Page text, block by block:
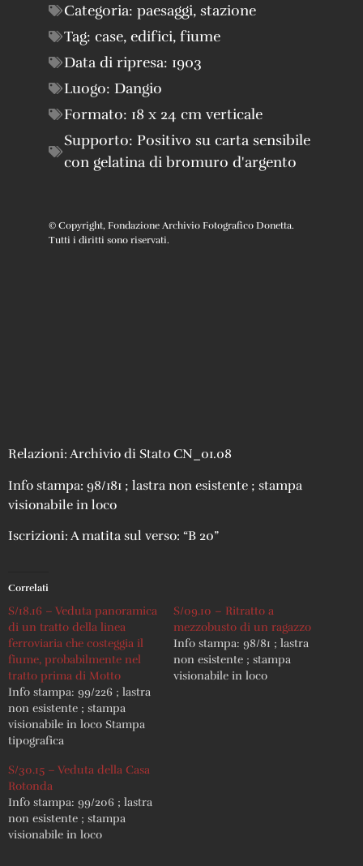
Relazioni: Archivio di Stato CN_01.08
Info stampa: 98/181 ; lastra non esistente ; stampa
visionabile in loco
Iscrizioni: A matita sul verso: “B 20”
Correlati
S/18.16 – Veduta panoramica
di un tratto della linea
ferroviaria che costeggia il
fiume, probabilmente nel
tratto prima di Motto
Info stampa: 99/226 ; lastra
non esistente ; stampa
visionabile in loco Stampa
tipografica
S/09.10 – Ritratto a
mezzobusto di un ragazzo
Info stampa: 98/81 ; lastra
non esistente ; stampa
visionabile in loco
S/30.15 – Veduta della Casa
Rotonda
Info stampa: 99/206 ; lastra
non esistente ; stampa
visionabile in loco
Categoria: paesaggi, stazione
Tag: case, edifici, fiume
Data di ripresa: 1903
Luogo: Dangio
Formato: 18 x 24 cm verticale
Supporto: Positivo su carta sensibile
con gelatina di bromuro d'argento
© Copyright, Fondazione Archivio Fotografico Donetta.
Tutti i diritti sono riservati.